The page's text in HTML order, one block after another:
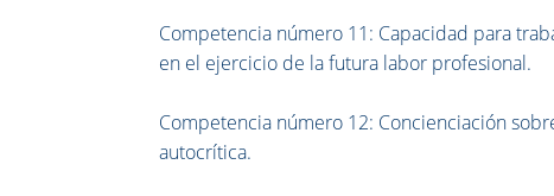
Competencia número 11: Capacidad para
en el ejercicio de la futura labor profesional.
Competencia número 12: Concienciación
autocrítica.